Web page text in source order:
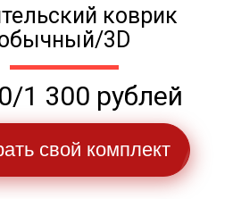
коврик
3D
1 300 рублей
свой комплект